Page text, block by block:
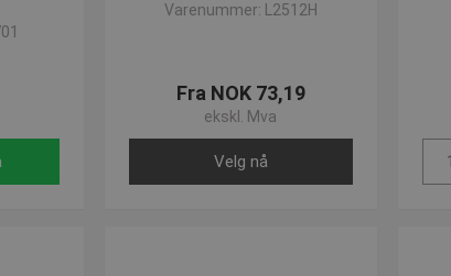
Varenummer: L2512H
Fra NOK 73,19
ekskl. Mva
Velg nå